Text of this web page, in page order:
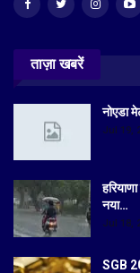
ताज़ा खबरें
नोएडा
Jul 19,
नया…
Jul 18,
SGB